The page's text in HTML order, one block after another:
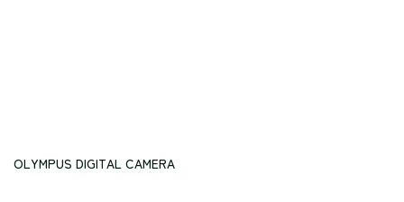
OLYMPUS DIGITAL CAMERA